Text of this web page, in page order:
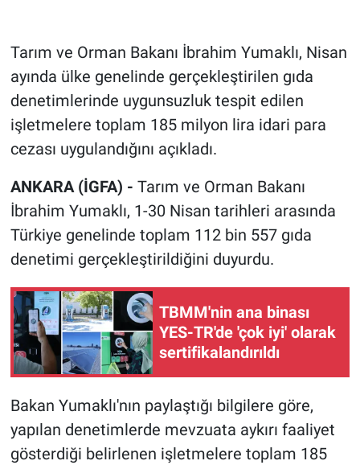
Tarım ve Orman Bakanı İbrahim Yumaklı, Nisan
ayında ülke genelinde gerçekleştirilen gıda
denetimlerinde uygunsuzluk tespit edilen
işletmelere toplam 185 milyon lira idari para
cezası uygulandığını açıkladı.
ANKARA (İGFA) - Tarım ve Orman Bakanı
İbrahim Yumaklı, 1-30 Nisan tarihleri arasında
Türkiye genelinde toplam 112 bin 557 gıda
denetimi gerçekleştirildiğini duyurdu.
TBMM'nin ana binası
YES-TR'de 'çok iyi' olarak
sertifikalandırıldı
Bakan Yumaklı'nın paylaştığı bilgilere göre,
yapılan denetimlerde mevzuata aykırı faaliyet
gösterdiği belirlenen işletmelere toplam 185